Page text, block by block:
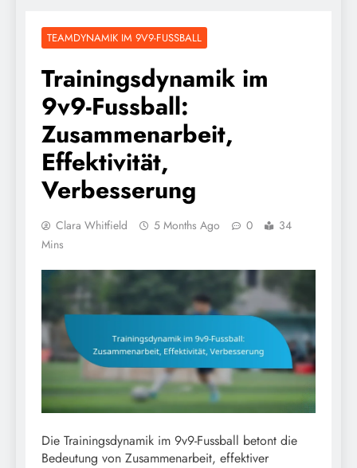
TEAMDYNAMIK IM 9V9-FUSSBALL
Trainingsdynamik im
9v9-Fussball:
Zusammenarbeit,
Effektivität,
Verbesserung
Clara Whitfield 5 Months Ago 0
34
Mins
Die Trainingsdynamik im 9v9-Fussball betont die
Bedeutung von Zusammenarbeit, effektiver